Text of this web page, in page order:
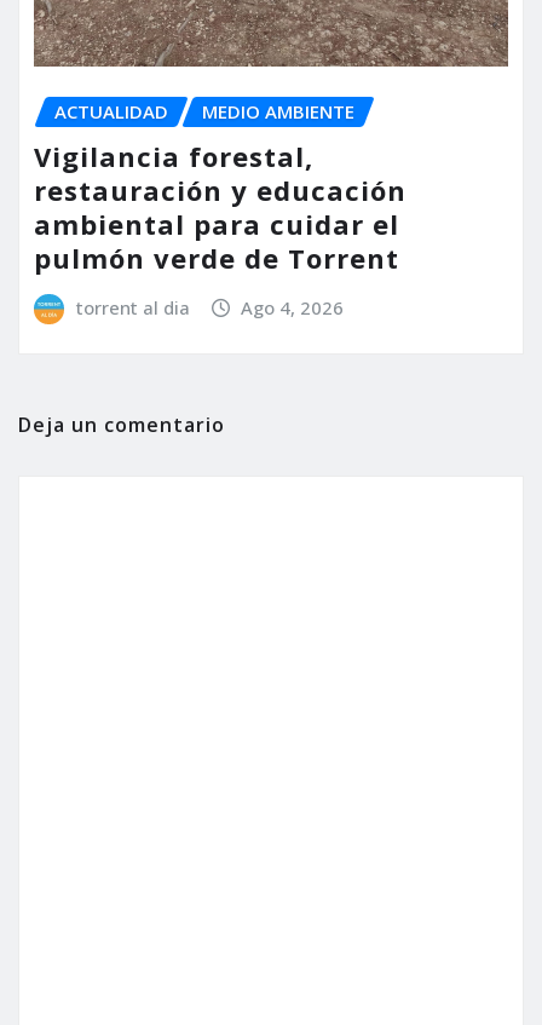
ACTUALIDAD MEDIO AMBIENTE
Vigilancia forestal,
restauración y educación
ambiental para cuidar el
pulmón verde de Torrent
torrent al dia Ago 4, 2026
Deja un comentario